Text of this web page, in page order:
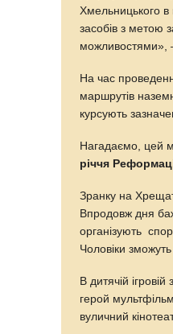
Хмельницького в
засобів з метою
можливостями»,
На час
маршрутів
курсують
Нагадаємо, цей
річчя
Зранку на
Впродовж дня
організують
Чоловіки
В дитячій
герой
вуличний